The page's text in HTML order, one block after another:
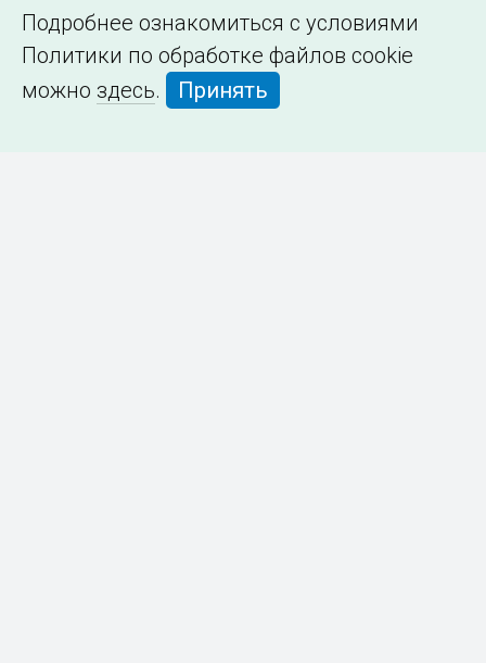
Подробнее ознакомиться с условиями
Политики по обработке файлов cookie
можно здесь. Принять